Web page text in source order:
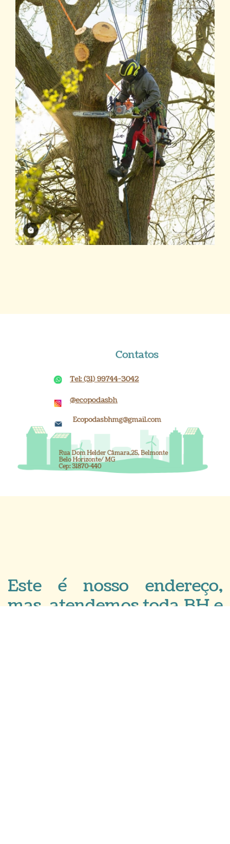
Contatos
Tel: (31) 99744-3042
@ecopodasbh
Ecopodasbhmg@gmail.com
Rua Dom Helder Câmara,25, Belmonte
Belo Horizonte/ MG
Cep: 31870-440
Este é nosso endereço,
mas atendemos toda BH e